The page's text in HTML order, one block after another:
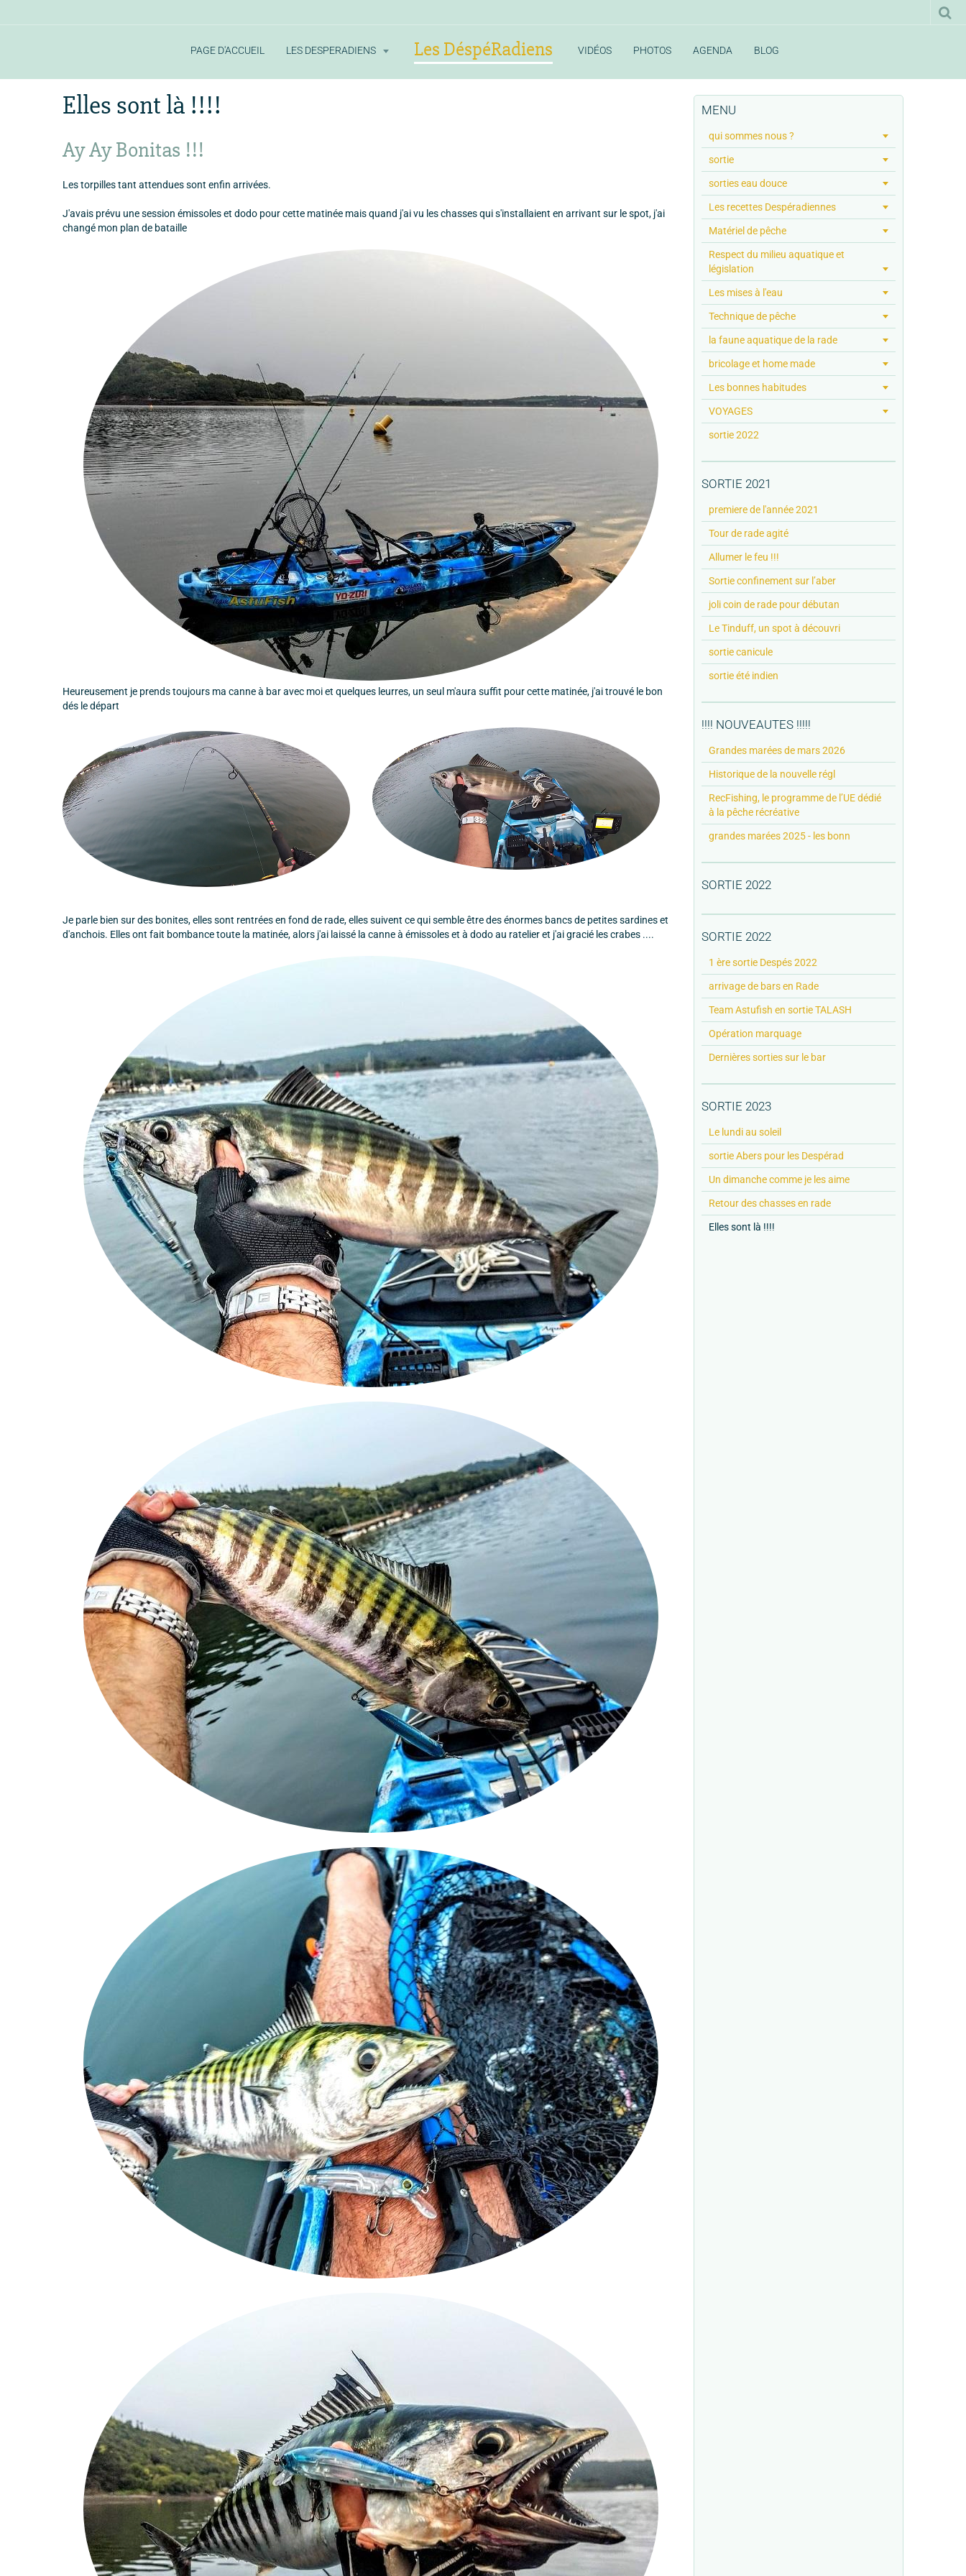
PAGE D'ACCUEIL LES DESPERADIENS Les DéspéRadiens VIDÉOS PHOTOS AGENDA BLOG
Elles sont là !!!!
Ay Ay Bonitas !!!
Les torpilles tant attendues sont enfin arrivées.
J'avais prévu une session émissoles et dodo pour cette matinée mais quand j'ai vu les chasses qui s'installaient en arrivant sur le spot, j'ai
changé mon plan de bataille
Heureusement je prends toujours ma canne à bar avec moi et quelques leurres, un seul m'aura suffit pour cette matinée, j'ai trouvé le bon
dés le départ
Je parle bien sur des bonites, elles sont rentrées en fond de rade, elles suivent ce qui semble être des énormes bancs de petites sardines et
d'anchois. Elles ont fait bombance toute la matinée, alors j'ai laissé la canne à émissoles et à dodo au ratelier et j'ai gracié les crabes ....
MENU
qui sommes nous ?
sortie
sorties eau douce
Les recettes Despéradiennes
Matériel de pêche
Respect du milieu aquatique et
législation
Les mises à l'eau
Technique de pêche
la faune aquatique de la rade
bricolage et home made
Les bonnes habitudes
VOYAGES
sortie 2022
SORTIE 2021
premiere de l'année 2021
Tour de rade agité
Allumer le feu !!!
Sortie confinement sur l’aber
joli coin de rade pour débutan
Le Tinduff, un spot à découvri
sortie canicule
sortie été indien
!!!! NOUVEAUTES !!!!!
Grandes marées de mars 2026
Historique de la nouvelle régl
RecFishing, le programme de l’UE dédié
à la pêche récréative
grandes marées 2025 - les bonn
SORTIE 2022
SORTIE 2022
1 ère sortie Despés 2022
arrivage de bars en Rade
Team Astufish en sortie TALASH
Opération marquage
Dernières sorties sur le bar
SORTIE 2023
Le lundi au soleil
sortie Abers pour les Despérad
Un dimanche comme je les aime
Retour des chasses en rade
Elles sont là !!!!